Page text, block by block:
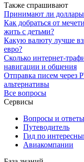
Также спрашивают
Принимают ли
Как добраться от
жить с детьми?
Какую валюту лучше
евро?
Сколько интернет-
навигации и общения
Отправка писем через
альтернативы
Все вопросы
Сервисы
Вопросы и ответы
Путеводитель
Гид по
Авиакомпании